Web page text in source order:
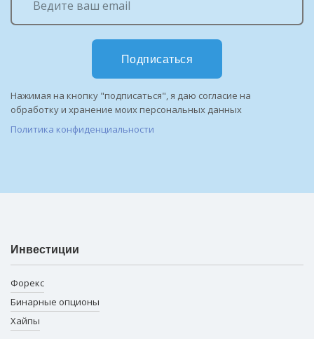
Подписаться
Нажимая на кнопку "подписаться", я даю согласие на
обработку и хранение моих персональных данных
Политика конфиденциальности
Инвестиции
Форекс
Бинарные опционы
Хайпы